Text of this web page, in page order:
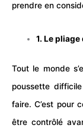
prendre en
1. Le
Tout le monde
poussette
faire. C’est pour
être contrôlé